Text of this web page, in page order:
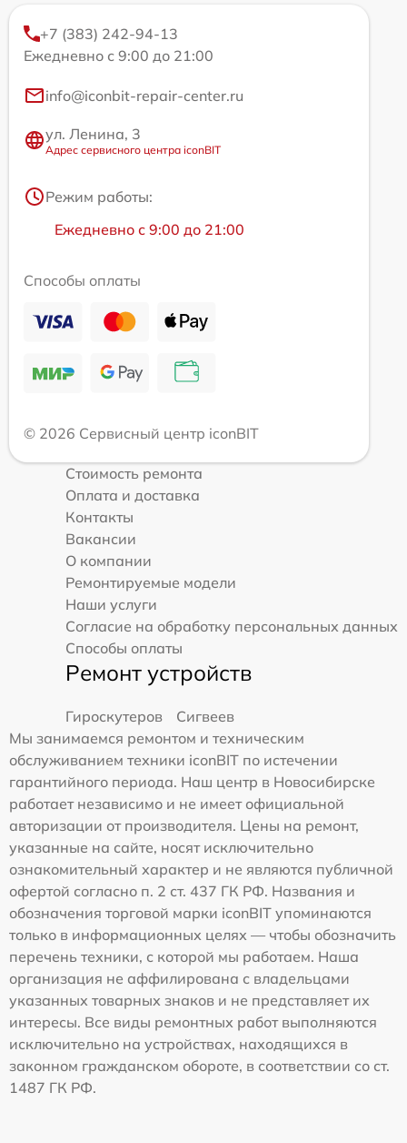
+7 (383) 242-94-13
Ежедневно с 9:00 до 21:00
info@iconbit-repair-center.ru
ул. Ленина, 3
Адрес сервисного центра iconBIT
Режим работы:
Ежедневно с 9:00 до 21:00
Способы оплаты
© 2026 Сервисный центр iconBIT
Стоимость ремонта
Оплата и доставка
Контакты
Вакансии
О компании
Ремонтируемые модели
Наши услуги
Согласие на обработку персональных данных
Способы оплаты
Ремонт устройств
Гироскутеров
Сигвеев
Мы занимаемся ремонтом и техническим
обслуживанием техники iconBIT по истечении
гарантийного периода. Наш центр в Новосибирске
работает независимо и не имеет официальной
авторизации от производителя. Цены на ремонт,
указанные на сайте, носят исключительно
ознакомительный характер и не являются публичной
офертой согласно п. 2 ст. 437 ГК РФ. Названия и
обозначения торговой марки iconBIT упоминаются
только в информационных целях — чтобы обозначить
перечень техники, с которой мы работаем. Наша
организация не аффилирована с владельцами
указанных товарных знаков и не представляет их
интересы. Все виды ремонтных работ выполняются
исключительно на устройствах, находящихся в
законном гражданском обороте, в соответствии со ст.
1487 ГК РФ.